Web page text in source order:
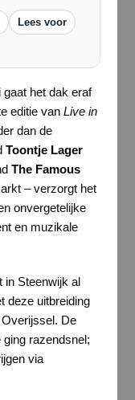
Lees voor
het dak eraf
editie van Live in
dan de
Toontje Lager
The Famous
– verzorgt het
onvergetelijke
en muzikale
in Steenwijk al
deze uitbreiding
De
razendsnel;
via